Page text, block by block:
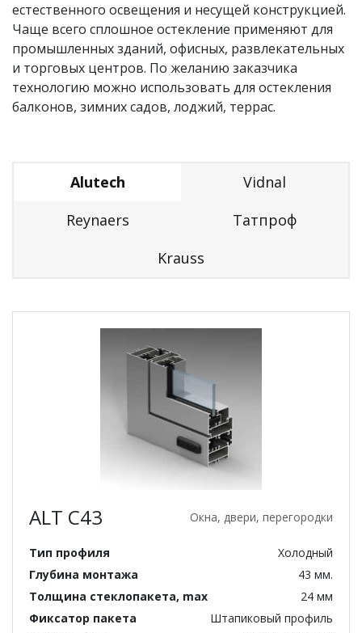
естественного освещения и несущей конструкцией.
Чаще всего сплошное остекление применяют для
промышленных зданий, офисных, развлекательных
и торговых центров. По желанию заказчика
технологию можно использовать для остекления
балконов, зимних садов, лоджий, террас.
Alutech
Vidnal
Reynaers
Татпроф
Krauss
ALT C43 Окна, двери, перегородки
Тип профиля
Холодный
Глубина монтажа
43 мм.
Толщина стеклопакета, max
24 мм
Фиксатор пакета
Штапиковый профиль